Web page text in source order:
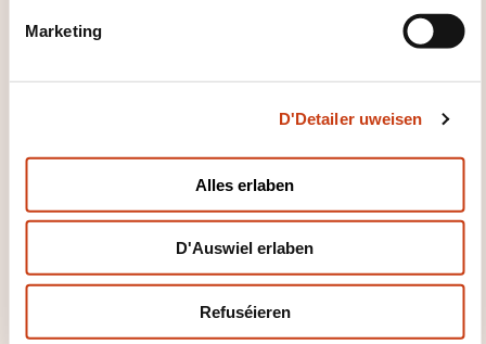
Marketing
D'Detailer uweisen
Alles erlaben
D'Auswiel erlaben
Refuséieren
Service formation